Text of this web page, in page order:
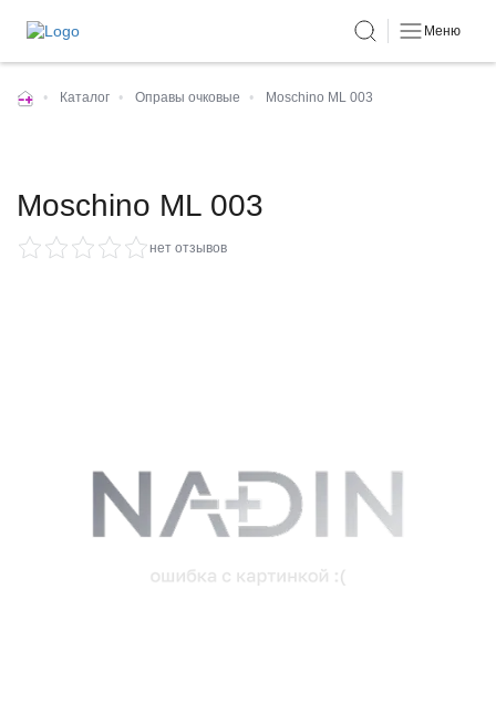
Меню
• Каталог • Оправы очковые • Moschino ML 003
Moschino ML 003
нет отзывов